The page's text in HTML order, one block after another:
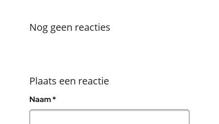
Nog geen reacties
Plaats een reactie
Naam*